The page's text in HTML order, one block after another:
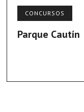
CONCURSOS
Parque Cautín